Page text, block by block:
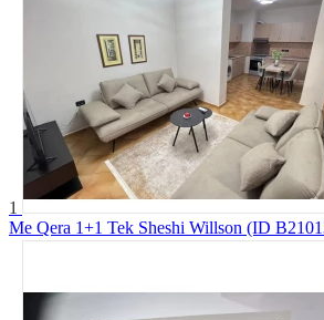
1
Me Qera 1+1 Tek Sheshi Willson (ID